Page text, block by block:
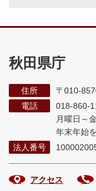
秋田県庁
住所
〒010-
電話
018-860-
月曜日～
年末年始
法人番号
アクセス